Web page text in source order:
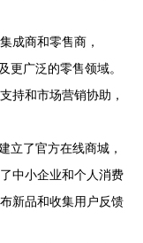
成商和零售商，
更广泛的零售领域。
持和市场营销协助，
立了官方在线商城，
中小企业和个人消费
新品和收集用户反馈